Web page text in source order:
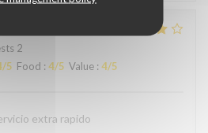
2
/5 Food : 4/5 Value : 4/5
extra rapido